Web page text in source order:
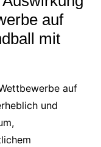
auf
mit
auf
und